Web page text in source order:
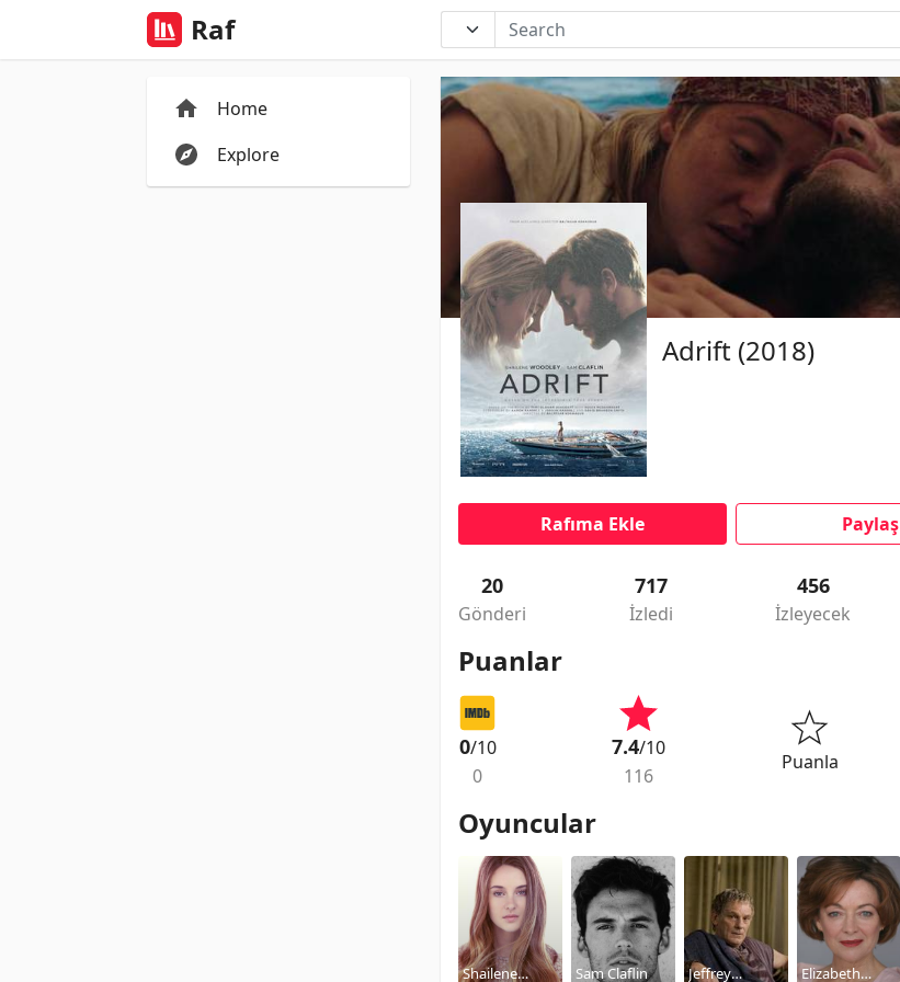
Raf
Home
Explore
Adrift (2018)
Rafıma Ekle Paylaş
20
Gönderi
717
İzledi
456
İzleyecek
Puanlar
0/10
0
7.4/10
116
Puanla
Oyuncular
Shailene Sam Claflin Jeffrey Elizabeth